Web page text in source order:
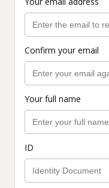
Confirm your email
Your full name
ID